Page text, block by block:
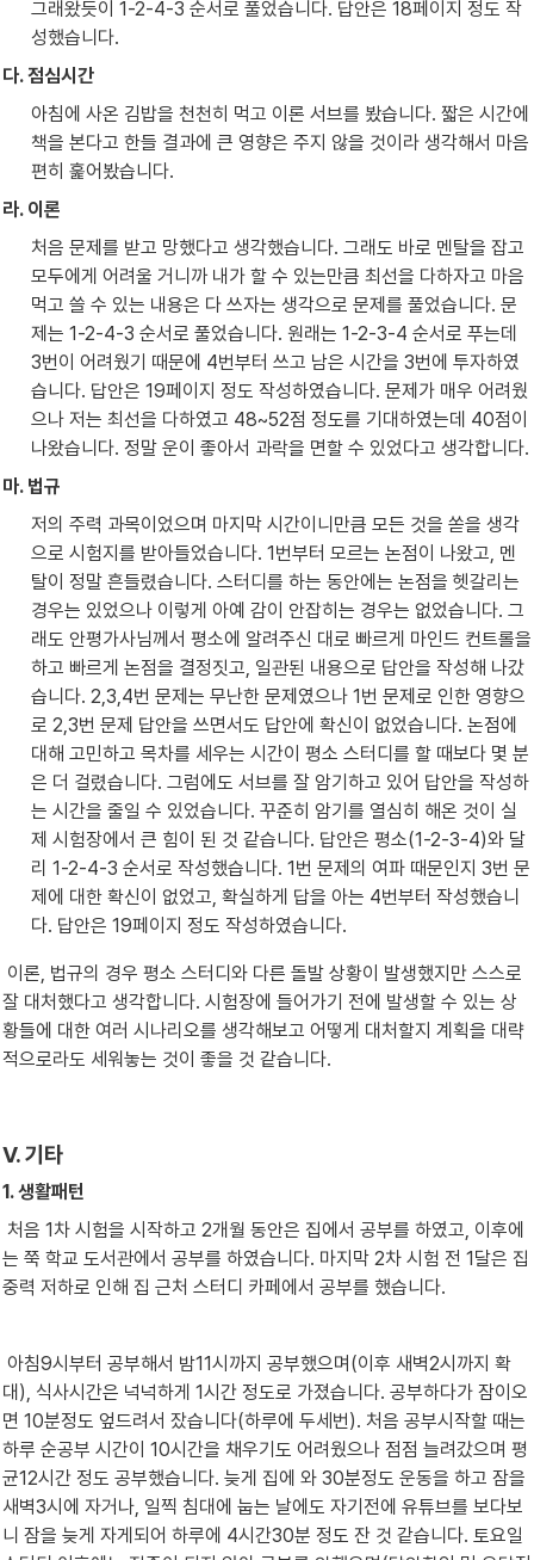
그래왔듯이 1-2-4-3 순서로 풀었습니다. 답안은 18페이지 정도 작
성했습니다.
다. 점심시간
아침에 사온 김밥을 천천히 먹고 이론 서브를 봤습니다. 짧은 시간에
책을 본다고 한들 결과에 큰 영향은 주지 않을 것이라 생각해서 마음
편히 훑어봤습니다.
라. 이론
처음 문제를 받고 망했다고 생각했습니다. 그래도 바로 멘탈을 잡고
모두에게 어려울 거니까 내가 할 수 있는만큼 최선을 다하자고 마음
먹고 쓸 수 있는 내용은 다 쓰자는 생각으로 문제를 풀었습니다. 문
제는 1-2-4-3 순서로 풀었습니다. 원래는 1-2-3-4 순서로 푸는데
3번이 어려웠기 때문에 4번부터 쓰고 남은 시간을 3번에 투자하였
습니다. 답안은 19페이지 정도 작성하였습니다. 문제가 매우 어려웠
으나 저는 최선을 다하였고 48~52점 정도를 기대하였는데 40점이
나왔습니다. 정말 운이 좋아서 과락을 면할 수 있었다고 생각합니다.
마. 법규
저의 주력 과목이었으며 마지막 시간이니만큼 모든 것을 쏟을 생각
으로 시험지를 받아들었습니다. 1번부터 모르는 논점이 나왔고, 멘
탈이 정말 흔들렸습니다. 스터디를 하는 동안에는 논점을 헷갈리는
경우는 있었으나 이렇게 아예 감이 안잡히는 경우는 없었습니다. 그
래도 안평가사님께서 평소에 알려주신 대로 빠르게 마인드 컨트롤을
하고 빠르게 논점을 결정짓고, 일관된 내용으로 답안을 작성해 나갔
습니다. 2,3,4번 문제는 무난한 문제였으나 1번 문제로 인한 영향으
로 2,3번 문제 답안을 쓰면서도 답안에 확신이 없었습니다. 논점에
대해 고민하고 목차를 세우는 시간이 평소 스터디를 할 때보다 몇 분
은 더 걸렸습니다. 그럼에도 서브를 잘 암기하고 있어 답안을 작성하
는 시간을 줄일 수 있었습니다. 꾸준히 암기를 열심히 해온 것이 실
제 시험장에서 큰 힘이 된 것 같습니다. 답안은 평소(1-2-3-4)와 달
리 1-2-4-3 순서로 작성했습니다. 1번 문제의 여파 때문인지 3번 문
제에 대한 확신이 없었고, 확실하게 답을 아는 4번부터 작성했습니
다. 답안은 19페이지 정도 작성하였습니다.
잘 대처했다고 생각합니다. 시험장에 들어가기 전에 발생할 수 있는 상
황들에 대한 여러 시나리오를 생각해보고 어떻게 대처할지 계획을 대략
적으로라도 세워놓는 것이 좋을 것 같습니다.
Ⅴ. 기타
1. 생활패턴
는 쭉 학교 도서관에서 공부를 하였습니다. 마지막 2차 시험 전 1달은 집
중력 저하로 인해 집 근처 스터디 카페에서 공부를 했습니다.
대), 식사시간은 넉넉하게 1시간 정도로 가졌습니다. 공부하다가 잠이오
면 10분정도 엎드려서 잤습니다(하루에 두세번). 처음 공부시작할 때는
하루 순공부 시간이 10시간을 채우기도 어려웠으나 점점 늘려갔으며 평
균12시간 정도 공부했습니다. 늦게 집에 와 30분정도 운동을 하고 잠을
새벽3시에 자거나, 일찍 침대에 눕는 날에도 자기전에 유튜브를 보다보
니 잠을 늦게 자게되어 하루에 4시간30분 정도 잔 것 같습니다. 토요일